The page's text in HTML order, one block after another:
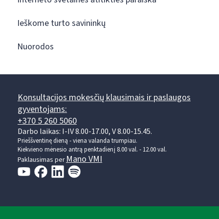
Ieškome turto savininkų
Nuorodos
Konsultacijos mokesčių klausimais ir paslaugos
gyventojams:
+370 5 260 5060
Darbo laikas: I-IV 8.00-17.00, V 8.00-15.45.
Prieššventinę dieną - viena valanda trumpiau.
Kiekvieno mėnesio antrą penktadienį 8.00 val. - 12.00 val.
Paklausimas perMano VMI